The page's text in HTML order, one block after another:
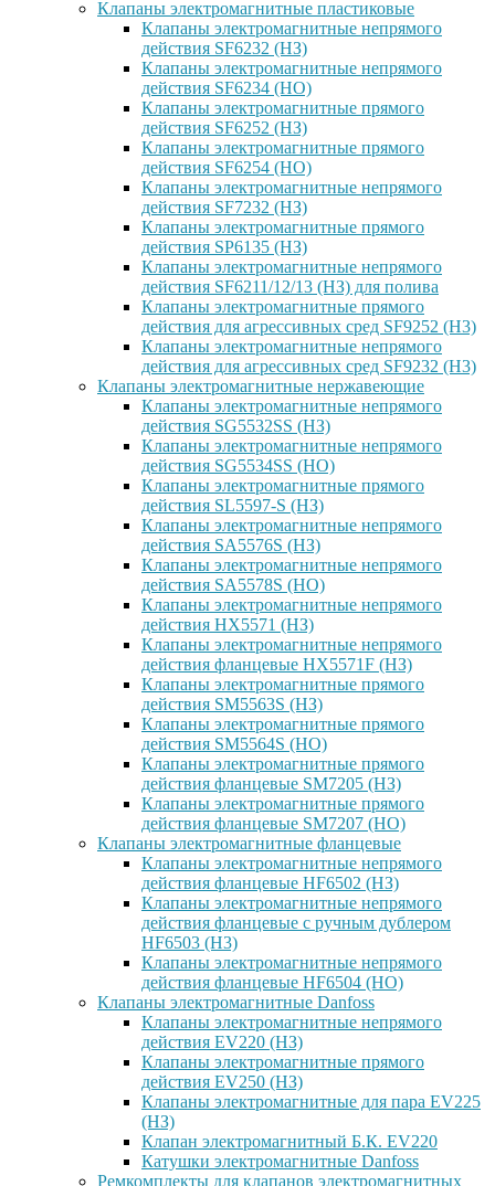
Клапаны электромагнитные пластиковые
Клапаны электромагнитные непрямого
действия SF6232 (НЗ)
Клапаны электромагнитные непрямого
действия SF6234 (НО)
Клапаны электромагнитные прямого
действия SF6252 (НЗ)
Клапаны электромагнитные прямого
действия SF6254 (НО)
Клапаны электромагнитные непрямого
действия SF7232 (НЗ)
Клапаны электромагнитные прямого
действия SP6135 (НЗ)
Клапаны электромагнитные непрямого
действия SF6211/12/13 (НЗ) для полива
Клапаны электромагнитные прямого
действия для агрессивных сред SF9252 (H3)
Клапаны электромагнитные непрямого
действия для агрессивных сред SF9232 (H3)
Клапаны электромагнитные нержавеющие
Клапаны электромагнитные непрямого
действия SG5532SS (НЗ)
Клапаны электромагнитные непрямого
действия SG5534SS (НО)
Клапаны электромагнитные прямого
действия SL5597-S (НЗ)
Клапаны электромагнитные непрямого
действия SA5576S (НЗ)
Клапаны электромагнитные непрямого
действия SA5578S (НО)
Клапаны электромагнитные непрямого
действия HX5571 (НЗ)
Клапаны электромагнитные непрямого
действия фланцевые HX5571F (НЗ)
Клапаны электромагнитные прямого
действия SM5563S (НЗ)
Клапаны электромагнитные прямого
действия SM5564S (НО)
Клапаны электромагнитные прямого
действия фланцевые SM7205 (НЗ)
Клапаны электромагнитные прямого
действия фланцевые SM7207 (НО)
Клапаны электромагнитные фланцевые
Клапаны электромагнитные непрямого
действия фланцевые HF6502 (НЗ)
Клапаны электромагнитные непрямого
действия фланцевые с ручным дублером
HF6503 (Н3)
Клапаны электромагнитные непрямого
действия фланцевые HF6504 (НО)
Клапаны электромагнитные Danfoss
Клапаны электромагнитные непрямого
действия EV220 (НЗ)
Клапаны электромагнитные прямого
действия EV250 (НЗ)
Клапаны электромагнитные для пара EV225
(НЗ)
Клапан электромагнитный Б.К. EV220
Катушки электромагнитные Danfoss
Ремкомплекты для клапанов электромагнитных